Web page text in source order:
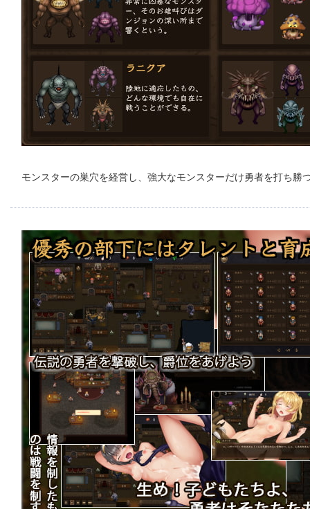
モンスターの巣穴を経営し、強大なモンスターだけ勇者を打ち勝